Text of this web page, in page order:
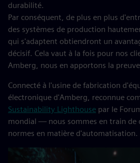
durabilité.
Par conséquent, de plus en plus
des systèmes de production
qui s'adaptent obtiendront un
décisif. Cela vaut à la fois pour nos
Amberg, nous en apportons la
Connecté à l'usine de fabrication
électronique d'Amberg, reconnue
Sustainability Lighthouse par le
mondial — nous sommes en train de
normes en matière d'automatisation.